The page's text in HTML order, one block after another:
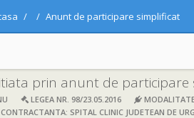
Anunt de participare simplificat
prin anunt de participare
LEGEA NR. 98/23.05.2016
SPITAL CLINIC JUDETEAN DE